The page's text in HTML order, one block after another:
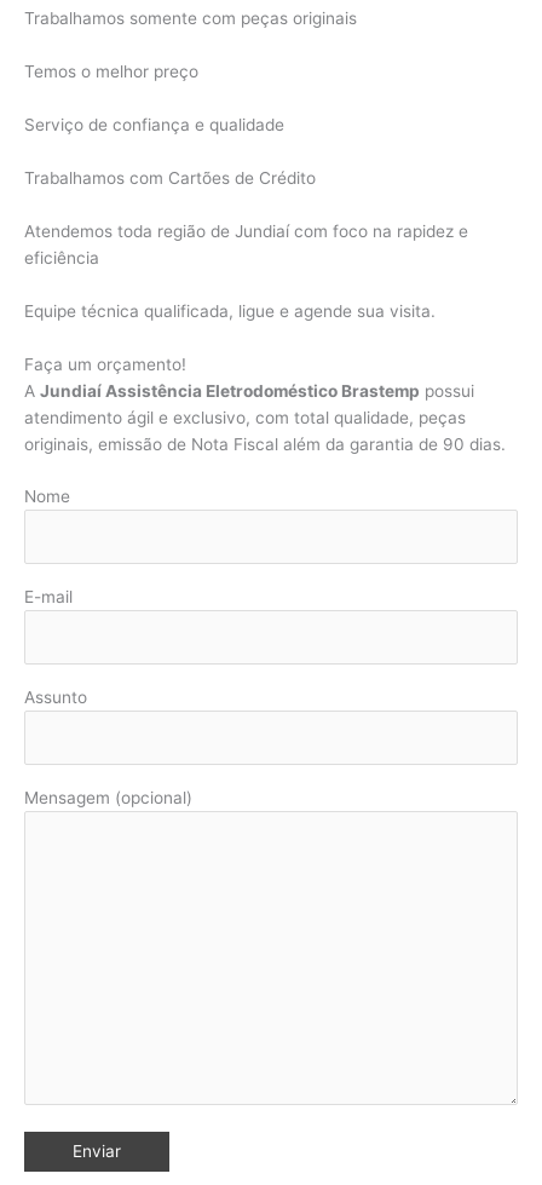
Trabalhamos somente com peças originais
Temos o melhor preço
Serviço de confiança e qualidade
Trabalhamos com Cartões de Crédito
Atendemos toda região de Jundiaí com foco na rapidez e
eficiência
Equipe técnica qualificada, ligue e agende sua visita.
Faça um orçamento!
A Jundiaí Assistência Eletrodoméstico Brastemp possui
atendimento ágil e exclusivo, com total qualidade, peças
originais, emissão de Nota Fiscal além da garantia de 90 dias.
Nome
E-mail
Assunto
Mensagem (opcional)